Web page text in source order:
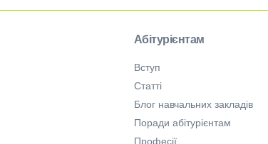
Абітурієнтам
Вступ
Статті
Блог навчальних закладів
Поради абітурієнтам
Професії